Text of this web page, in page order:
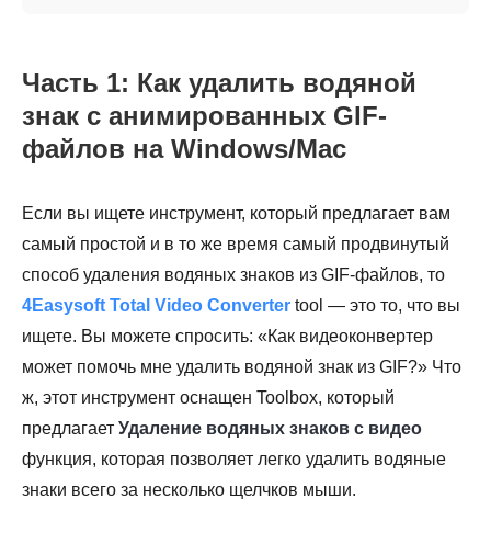
Часть 1: Как удалить водяной
знак с анимированных GIF-
файлов на Windows/Mac
Если вы ищете инструмент, который предлагает вам
самый простой и в то же время самый продвинутый
способ удаления водяных знаков из GIF-файлов, то
4Easysoft Total Video Converter tool — это то, что вы
ищете. Вы можете спросить: «Как видеоконвертер
может помочь мне удалить водяной знак из GIF?» Что
ж, этот инструмент оснащен Toolbox, который
предлагает Удаление водяных знаков с видео
функция, которая позволяет легко удалить водяные
знаки всего за несколько щелчков мыши.